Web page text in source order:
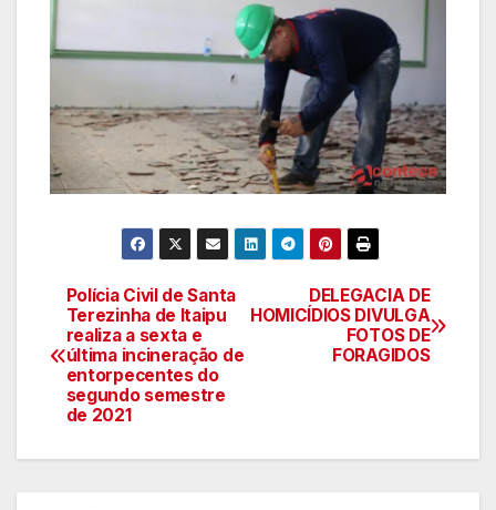
Navegação
de
artigos
DELEGACIA DE
HOMICÍDIOS DIVULGA
FOTOS DE
FORAGIDOS
Polícia Civil de Santa
Terezinha de Itaipu
realiza a sexta e
última incineração de
entorpecentes do
segundo semestre
de 2021